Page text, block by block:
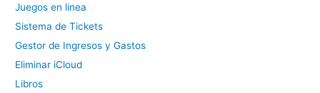
Juegos en linea
Sistema de Tickets
Gestor de Ingresos y Gastos
Eliminar iCloud
Libros